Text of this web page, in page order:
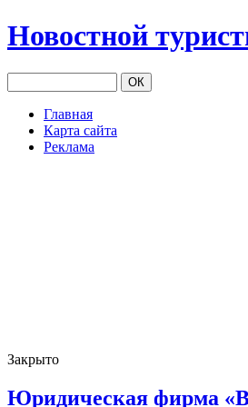
Новостной
Главная
Карта сайта
Реклама
Закрыто
Юридическая фирма